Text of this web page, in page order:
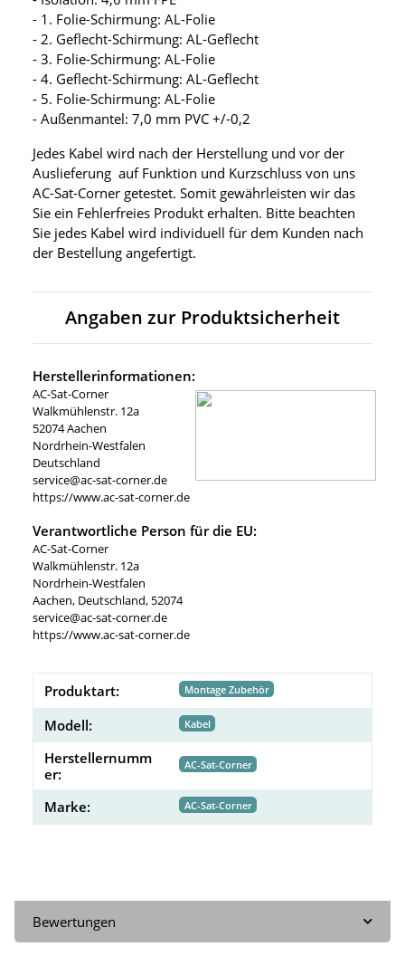
- 1. Folie-Schirmung: AL-Folie
- 2. Geflecht-Schirmung: AL-Geflecht
- 3. Folie-Schirmung: AL-Folie
- 4. Geflecht-Schirmung: AL-Geflecht
- 5. Folie-Schirmung: AL-Folie
- Außenmantel: 7,0 mm PVC +/-0,2
Jedes Kabel wird nach der Herstellung und vor der
Auslieferung auf Funktion und Kurzschluss von uns
AC-Sat-Corner getestet. Somit gewährleisten wir das
Sie ein Fehlerfreies Produkt erhalten. Bitte beachten
Sie jedes Kabel wird individuell für dem Kunden nach
der Bestellung angefertigt.
Angaben zur Produktsicherheit
Herstellerinformationen:
AC-Sat-Corner
Walkmühlenstr. 12a
52074 Aachen
Nordrhein-Westfalen
Deutschland
service@ac-sat-corner.de
https://www.ac-sat-corner.de
Verantwortliche Person für die EU:
AC-Sat-Corner
Walkmühlenstr. 12a
Nordrhein-Westfalen
Aachen, Deutschland, 52074
service@ac-sat-corner.de
https://www.ac-sat-corner.de
Produktart: Montage Zubehör
Modell: Kabel
Herstellernumm
er:
AC-Sat-Corner
Marke: AC-Sat-Corner
Bewertungen